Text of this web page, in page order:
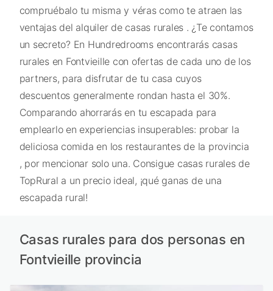
compruébalo tu misma y véras como te atraen las
ventajas del alquiler de casas rurales . ¿Te contamos
un secreto? En Hundredrooms encontrarás casas
rurales en Fontvieille con ofertas de cada uno de los
partners, para disfrutar de tu casa cuyos
descuentos generalmente rondan hasta el 30%.
Comparando ahorrarás en tu escapada para
emplearlo en experiencias insuperables: probar la
deliciosa comida en los restaurantes de la provincia
, por mencionar solo una. Consigue casas rurales de
TopRural a un precio ideal, ¡qué ganas de una
escapada rural!
Casas rurales para dos personas en
Fontvieille provincia